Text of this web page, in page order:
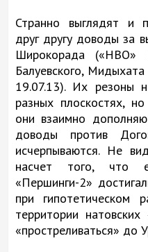
Странно выглядят и
друг другу доводы за
Широкорада
Балуевского,
19.07.13). Их резоны
разных плоскостях,
они взаимно
доводы против
исчерпываются. Не
насчет того, что
«Першинги-2»
при
территории
«простреливаться» до